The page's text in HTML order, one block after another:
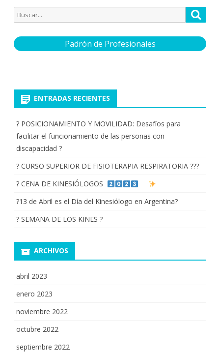
Buscar
por:
Padrón de Profesionales
ENTRADAS RECIENTES
? POSICIONAMIENTO Y MOVILIDAD: Desafíos para
facilitar el funcionamiento de las personas con
discapacidad ?
? CURSO SUPERIOR DE FISIOTERAPIA RESPIRATORIA ???
? CENA DE KINESIÓLOGOS
?13 de Abril es el Día del Kinesiólogo en Argentina?
? SEMANA DE LOS KINES ?
ARCHIVOS
abril 2023
enero 2023
noviembre 2022
octubre 2022
septiembre 2022